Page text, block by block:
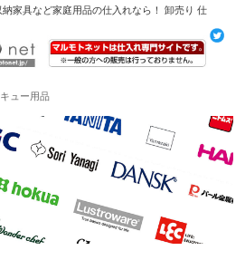
家具など家庭用品の仕入れなら！ 卸売り 仕
ュー用品